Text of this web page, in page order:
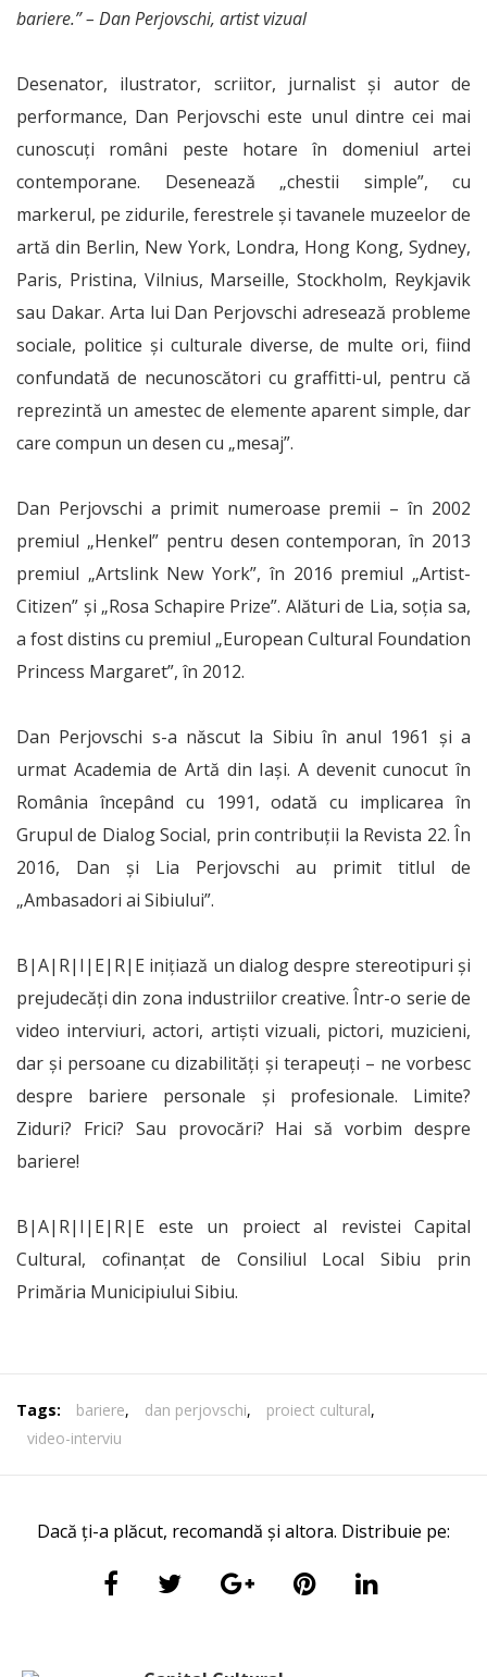
bariere.” – Dan Perjovschi, artist vizual
Desenator, ilustrator, scriitor, jurnalist și autor de
performance, Dan Perjovschi este unul dintre cei mai
cunoscuți români peste hotare în domeniul artei
contemporane. Desenează „chestii simple”, cu
markerul, pe zidurile, ferestrele și tavanele muzeelor de
artă din Berlin, New York, Londra, Hong Kong, Sydney,
Paris, Pristina, Vilnius, Marseille, Stockholm, Reykjavik
sau Dakar. Arta lui Dan Perjovschi adresează probleme
sociale, politice și culturale diverse, de multe ori, fiind
confundată de necunoscători cu graffitti-ul, pentru că
reprezintă un amestec de elemente aparent simple, dar
care compun un desen cu „mesaj”.
Dan Perjovschi a primit numeroase premii – în 2002
premiul „Henkel” pentru desen contemporan, în 2013
premiul „Artslink New York”, în 2016 premiul „Artist-
Citizen” și „Rosa Schapire Prize”. Alături de Lia, soția sa,
a fost distins cu premiul „European Cultural Foundation
Princess Margaret”, în 2012.
Dan Perjovschi s-a născut la Sibiu în anul 1961 și a
urmat Academia de Artă din Iași. A devenit cunocut în
România începând cu 1991, odată cu implicarea în
Grupul de Dialog Social, prin contribuții la Revista 22. În
2016, Dan și Lia Perjovschi au primit titlul de
„Ambasadori ai Sibiului”.
B|A|R|I|E|R|E inițiază un dialog despre stereotipuri și
prejudecăți din zona industriilor creative. Într-o serie de
video interviuri, actori, artiști vizuali, pictori, muzicieni,
dar și persoane cu dizabilități și terapeuți – ne vorbesc
despre bariere personale și profesionale. Limite?
Ziduri? Frici? Sau provocări? Hai să vorbim despre
bariere!
B|A|R|I|E|R|E este un proiect al revistei Capital
Cultural, cofinanțat de Consiliul Local Sibiu prin
Primăria Municipiului Sibiu.
Tags: bariere, dan perjovschi, proiect cultural,
video-interviu
Dacă ți-a plăcut, recomandă și altora. Distribuie pe: